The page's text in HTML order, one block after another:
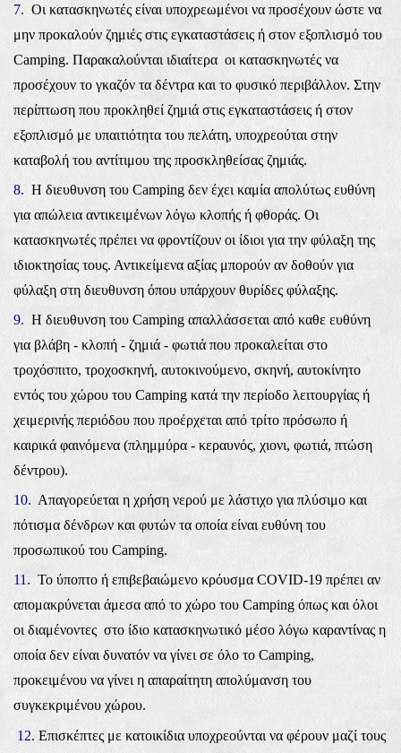
7. Οι κατασκηνωτές είναι υποχρεωμένοι να προσέχουν ώστε να
μην προκαλούν ζημιές στις εγκαταστάσεις ή στον εξοπλισμό του
Camping. Παρακαλούνται ιδιαίτερα οι κατασκηνωτές να
προσέχουν το γκαζόν τα δέντρα και το φυσικό περιβάλλον. Στην
περίπτωση που προκληθεί ζημιά στις εγκαταστάσεις ή στον
εξοπλισμό με υπαιτιότητα του πελάτη, υποχρεούται στην
καταβολή του αντίτιμου της προσκληθείσας ζημιάς.
8. Η διευθυνση του Camping δεν έχει καμία απολύτως ευθύνη
για απώλεια αντικειμένων λόγω κλοπής ή φθοράς. Οι
κατασκηνωτές πρέπει να φροντίζουν οι ίδιοι για την φύλαξη της
ιδιοκτησίας τους. Αντικείμενα αξίας μπορούν αν δοθούν για
φύλαξη στη διευθυνση όπου υπάρχουν θυρίδες φύλαξης.
9. Η διευθυνση του Camping απαλλάσσεται από καθε ευθύνη
για βλάβη - κλοπή - ζημιά - φωτιά που προκαλείται στο
τροχόσπιτο, τροχοσκηνή, αυτοκινούμενο, σκηνή, αυτοκίνητο
εντός του χώρου του Camping κατά την περίοδο λειτουργίας ή
χειμερινής περιόδου που προέρχεται από τρίτο πρόσωπο ή
καιρικά φαινόμενα (πλημμύρα - κεραυνός, χιονι, φωτιά, πτώση
δέντρου).
10. Απαγορεύεται η χρήση νερού με λάστιχο για πλύσιμο και
πότισμα δένδρων και φυτών τα οποία είναι ευθύνη του
προσωπικού του Camping.
11 . Το ύποπτο ή επιβεβαιώμενο κρόυσμα COVID-19 πρέπει αν
απομακρύνεται άμεσα από το χώρο του Camping όπως και όλοι
οι διαμένοντες στο ίδιο κατασκηνωτικό μέσο λόγω καραντίνας η
οποία δεν είναι δυνατόν να γίνει σε όλο το Camping,
προκειμένου να γίνει η απαραίτητη απολύμανση του
συγκεκριμένου χώρου.
12. Επισκέπτες με κατοικίδια υποχρεούνται να φέρουν μαζί τους